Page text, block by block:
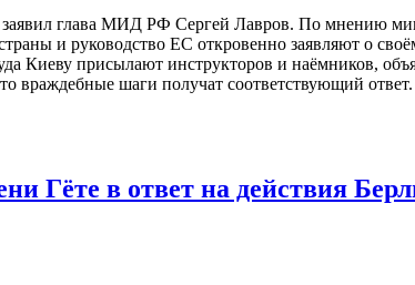
глава МИД РФ Сергей Лавров. По мнению
и руководство ЕС откровенно заявляют о
Киеву присылают инструкторов и наёмников,
враждебные шаги получат соответствующий
Гёте в ответ на действия